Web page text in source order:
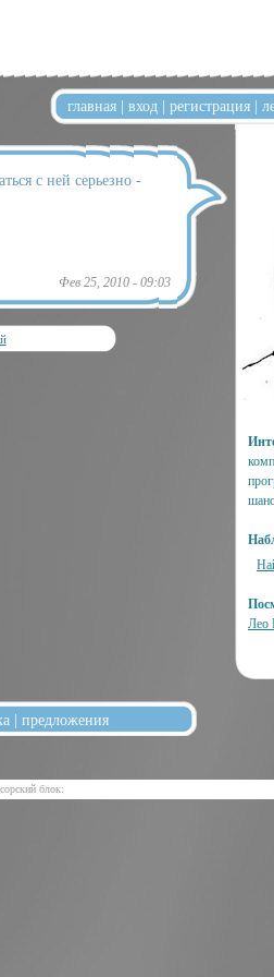
главная | вход | регистрация |
с ней серьезно -
Фев 25, 2010 - 09:03
Лео
| предложения
блок: